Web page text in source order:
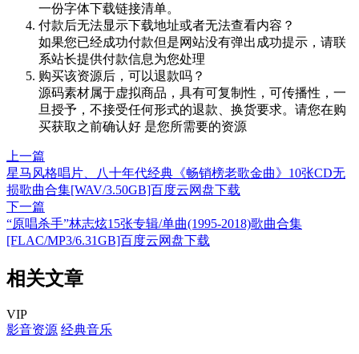
一份字体下载链接清单。
付款后无法显示下载地址或者无法查看内容？
如果您已经成功付款但是网站没有弹出成功提示，请联
系站长提供付款信息为您处理
购买该资源后，可以退款吗？
源码素材属于虚拟商品，具有可复制性，可传播性，一
旦授予，不接受任何形式的退款、换货要求。请您在购
买获取之前确认好 是您所需要的资源
上一篇
星马风格唱片、八十年代经典《畅销榜老歌金曲》10张CD无
损歌曲合集[WAV/3.50GB]百度云网盘下载
下一篇
“原唱杀手”林志炫15张专辑/单曲(1995-2018)歌曲合集
[FLAC/MP3/6.31GB]百度云网盘下载
相关文章
VIP
影音资源 经典音乐